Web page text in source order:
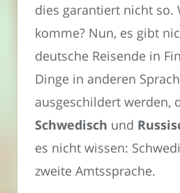
dies garantiert nicht so.
komme? Nun, es gibt
deutsche Reisende in
Dinge in anderen
ausgeschildert werden,
Schwedisch und
es nicht wissen:
zweite Amtssprache.